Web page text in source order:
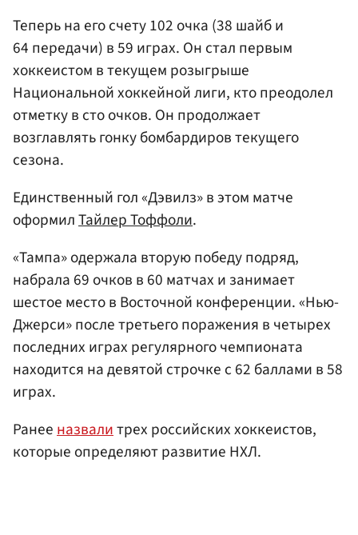
Теперь на его счету 102 очка (38 шайб и
64 передачи) в 59 играх. Он стал первым
хоккеистом в текущем розыгрыше
Национальной хоккейной лиги, кто преодолел
отметку в сто очков. Он продолжает
возглавлять гонку бомбардиров текущего
сезона.
Единственный гол «Дэвилз» в этом матче
оформилТайлер Тоффоли.
«Тампа» одержала вторую победу подряд,
набрала 69 очков в 60 матчах и занимает
шестое место в Восточной конференции. «Нью-
Джерси» после третьего поражения в четырех
последних играх регулярного чемпионата
находится на девятой строчке с 62 баллами в 58
играх.
Ранееназвалитрех российских хоккеистов,
которые определяют развитие НХЛ.